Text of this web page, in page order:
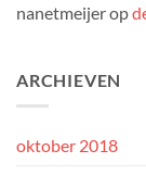
nanetmeijerop
ARCHIEVEN
oktober 2018